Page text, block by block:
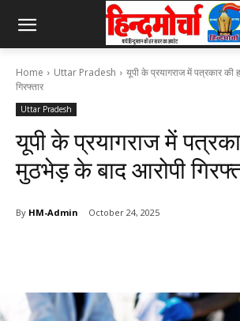
Home Uttar Pradesh
यूपी के प्रयागराज में पत्रकार की
गिरफ्तार
Uttar Pradesh
यूपी के प्रयागराज में
मुठभेड़ के बाद आरोपी
By HM-Admin October 24, 2025